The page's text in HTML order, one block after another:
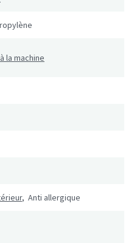
la machine
, Anti allergique